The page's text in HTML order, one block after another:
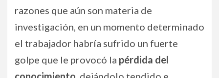
razones que aún son materia de
investigación, en un momento determinado
el trabajador habría sufrido un fuerte
golpe que le provocó la pérdida del